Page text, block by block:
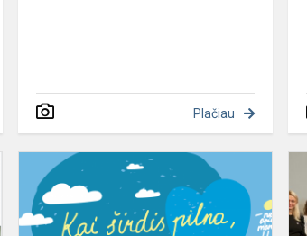
Plačiau
Ievos
mane